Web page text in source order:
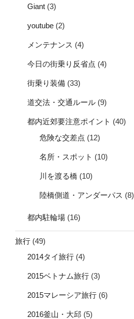
Giant (3)
youtube (2)
メンテナンス (4)
今日の街乗り反省点 (4)
街乗り装備 (33)
道交法・交通ルール (9)
都内近郊要注意ポイント (40)
危険な交差点 (12)
名所・スポット (10)
川を渡る橋 (10)
陸橋側道・アンダーパス (8)
都内駐輪場 (16)
旅行 (49)
2014タイ旅行 (4)
2015ベトナム旅行 (3)
2015マレーシア旅行 (6)
2016釜山・大邱 (5)